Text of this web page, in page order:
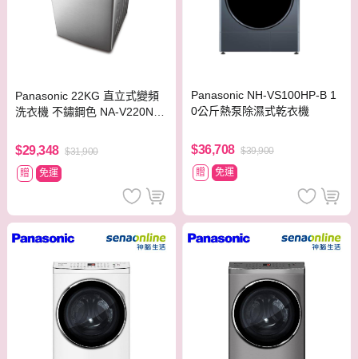
Panasonic 22KG 直立式變頻
洗衣機 不鏽鋼色 NA-V220NM
$29,348 $31,900
贈
免運
Panasonic NH-VS100HP-B 1
0公斤熱泵除濕式乾衣機
$36,708 $39,900
贈
免運